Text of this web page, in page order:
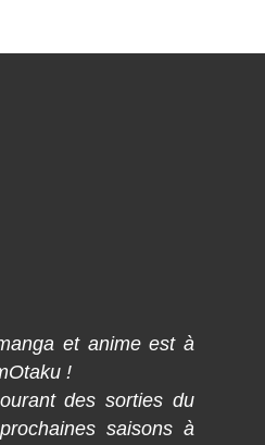
et anime est à
!
des sorties du
saisons à